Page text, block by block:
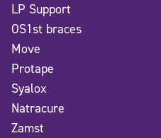
LP Support
OS1st braces
Move
Protape
Syalox
Natracure
Zamst